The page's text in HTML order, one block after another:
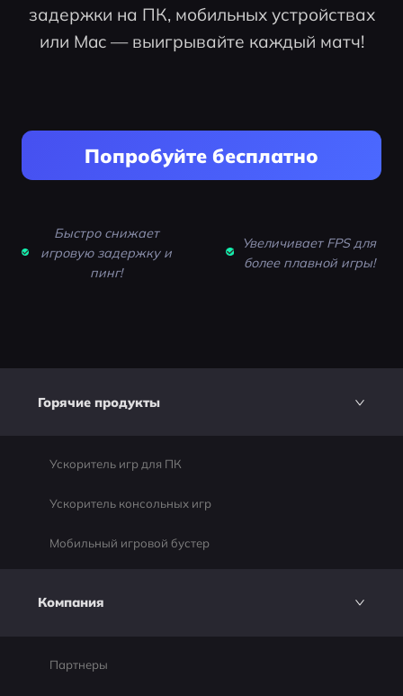
задержки на ПК, мобильных устройствах
или Mac — выигрывайте каждый матч!
Попробуйте бесплатно
Быстро снижает
игровую задержку и
пинг!
Увеличивает FPS для
более плавной игры!
Горячие продукты
Ускоритель игр для ПК
Ускоритель консольных игр
Мобильный игровой бустер
Компания
Партнеры